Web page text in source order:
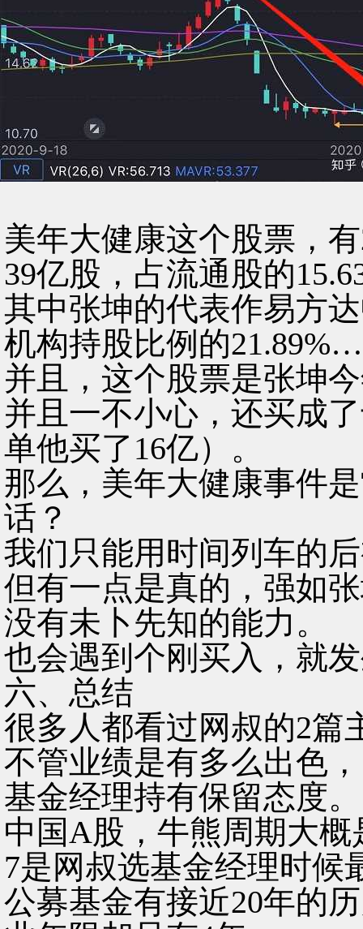
美年大健康这个股票，
39亿股，占流通股的
其中张坤的代表作易方
机构持股比例的
并且，这个股票是张坤
并且一不小心，还买成
单他买了16亿）。
那么，美年大健康事件
话？
我们只能用时间列车的
但有一点是真的，强如
没有未卜先知的能力。
也会遇到个刚买入，就
六、总结
很多人都看过网叔的2篇
不管业绩是有多么出色
基金经理持有保留态度。
中国A股，牛熊周期大概
7是网叔选基金经理时候
公募基金有接近20年的